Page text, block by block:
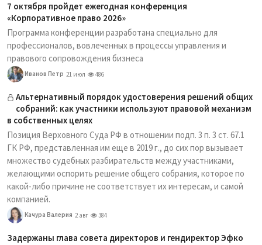
7 октября пройдет ежегодная конференция
«Корпоративное право 2026»
Программа конференции разработана специально для
профессионалов, вовлеченных в процессы управления и
правового сопровождения бизнеса
Иванов Петр 21 июл 486
Альтернативный порядок удостоверения решений общих
собраний: как участники используют правовой механизм
в собственных целях
Позиция Верховного Суда РФ в отношении подп. 3 п. 3 ст. 67.1
ГК РФ, представленная им еще в 2019 г., до сих пор вызывает
множество судебных разбирательств между участниками,
желающими оспорить решение общего собрания, которое по
какой-либо причине не соответствует их интересам, и самой
компанией.
Качура Валерия 2 авг 384
Задержаны глава совета директоров и гендиректор Эфко